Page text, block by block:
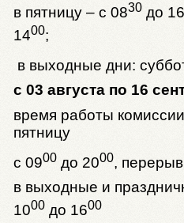
в пятницу – с 0830 до 16
1400;
в выходные дни:
с 03 августа по 16
время работы
пятницу
с 0900 до 2000,
в выходные и
1000 до 1600